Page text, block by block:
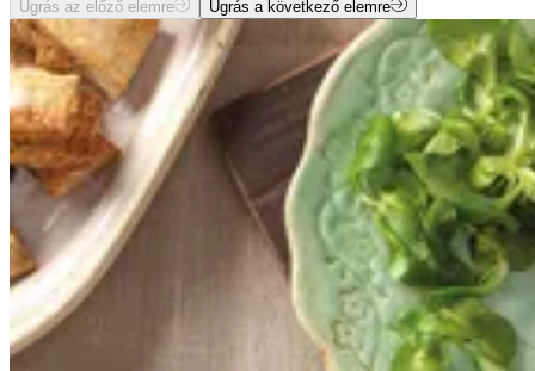
Ugrás az előző elemre Ugrás a következő elemre